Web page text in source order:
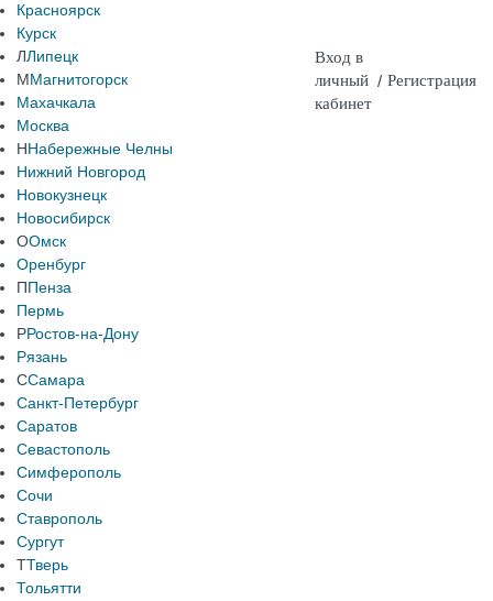
Красноярск
Курск
ЛЛипецк
ММагнитогорск
Махачкала
Москва
ННабережные Челны
Нижний Новгород
Новокузнецк
Новосибирск
ООмск
Оренбург
ППенза
Пермь
РРостов-на-Дону
Рязань
ССамара
Санкт-Петербург
Саратов
Севастополь
Симферополь
Сочи
Ставрополь
Сургут
ТТверь
Тольятти
Вход в
личный
кабинет
/ Регистрация